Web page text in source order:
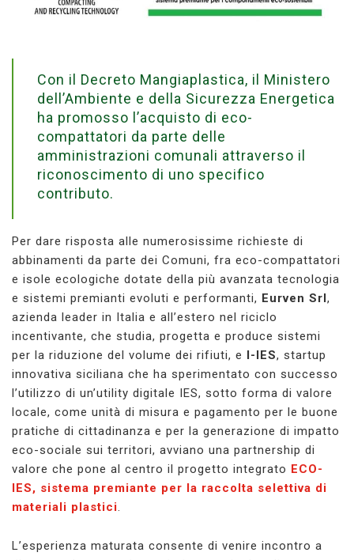
Con il Decreto Mangiaplastica, il Ministero
dell’Ambiente e della Sicurezza Energetica
ha promosso l’acquisto di eco-
compattatori da parte delle
amministrazioni comunali attraverso il
riconoscimento di uno specifico
contributo.
Per dare risposta alle numerosissime richieste di
abbinamenti da parte dei Comuni, fra eco-compattatori
e isole ecologiche dotate della più avanzata tecnologia
e sistemi premianti evoluti e performanti, Eurven Srl,
azienda leader in Italia e all’estero nel riciclo
incentivante, che studia, progetta e produce sistemi
per la riduzione del volume dei rifiuti, e I-IES, startup
innovativa siciliana che ha sperimentato con successo
l’utilizzo di un’utility digitale IES, sotto forma di valore
locale, come unità di misura e pagamento per le buone
pratiche di cittadinanza e per la generazione di impatto
eco-sociale sui territori, avviano una partnership di
valore che pone al centro il progetto integrato ECO-
IES, sistema premiante per la raccolta selettiva di
materiali plastici.
L’esperienza maturata consente di venire incontro a